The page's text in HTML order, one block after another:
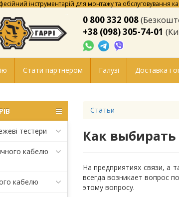
інструментарій для монтажу та обслуговування
0 800 332 008
+38 (098) 305-74-01
Стати партнером Галузі Доставка і
тестери
кабелю
кабелю
Статьи
Как выбирать
На предприятиях связи, а
всегда возникает вопрос
этому вопросу.